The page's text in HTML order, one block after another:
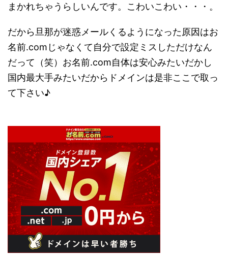
まかれちゃうらしいんです。こわいこわい・・・。
だから旦那が迷惑メールくるようになった原因はお
名前.comじゃなくて自分で設定ミスしただけなん
だって（笑）お名前.com自体は安心みたいだかし
国内最大手みたいだからドメインは是非ここで取っ
て下さい♪